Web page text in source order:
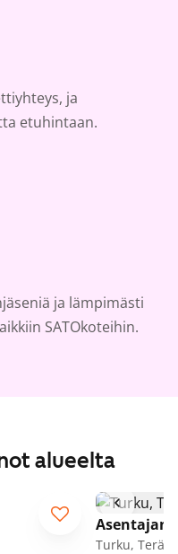
ja
etuhintaan.
ja lämpimästi
SATOkoteihin.
alueelta
Turku,